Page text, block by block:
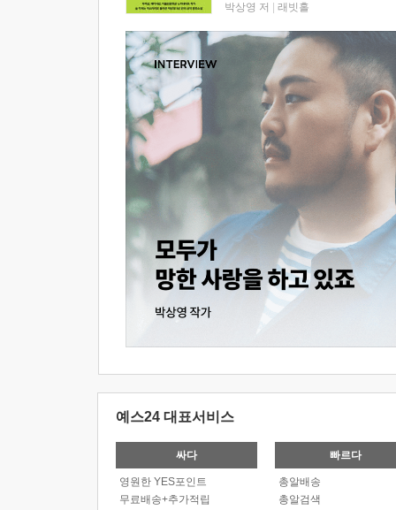
박상영 저 래빗홀
예스24 대표서비스
싸다
영원한 YES포인트
무료배송+추가적립
빠르다
총알배송
총알검색